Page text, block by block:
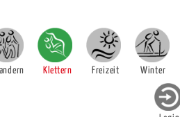
Klettern Freizeit Winter